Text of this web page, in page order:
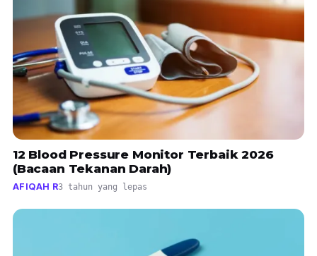
12 Blood Pressure Monitor Terbaik 2026
(Bacaan Tekanan Darah)
AFIQAH R3 tahun yang lepas